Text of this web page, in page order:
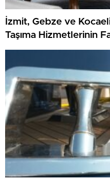
İzmit, Gebze ve
Taşıma Hizmetlerinin